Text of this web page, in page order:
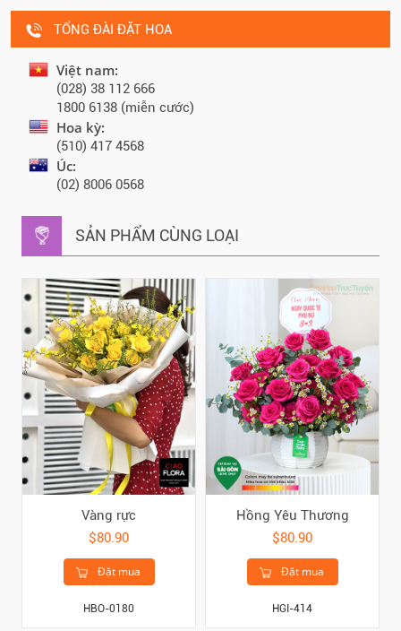
TỔNG ĐÀI ĐẶT HOA
Việt nam:
(028) 38 112 666
1800 6138 (miễn cước)
Hoa kỳ:
(510) 417 4568
Úc:
(02) 8006 0568
SẢN PHẨM CÙNG LOẠI
Vàng rực
$80.90
Đặt mua
HBO-0180
Hồng Yêu Thương
$80.90
Đặt mua
HGI-414